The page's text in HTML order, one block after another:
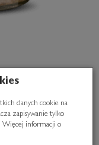
190g
danych cookie na
zapisywanie tylko
Więcej informacji o